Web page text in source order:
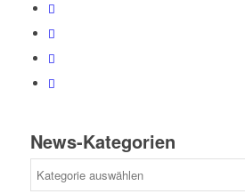
News-Kategorien
Kategorien